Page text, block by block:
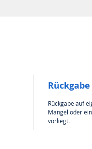
Rückgabe
Rückgabe auf
Mangel oder
vorliegt.